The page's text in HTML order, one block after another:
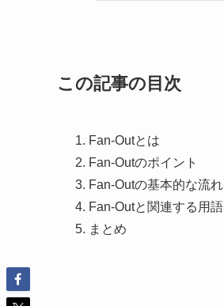
この記事の目次
Fan-Outとは
Fan-Outのポイント
Fan-Outの基本的な流れ
Fan-Outと関連する用語
まとめ